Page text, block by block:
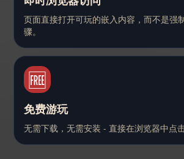
页面直接打开可玩的嵌入内容，而不是强
骤。
🆓
免费游玩
无需下载，无需安装 - 直接在浏览器中点击